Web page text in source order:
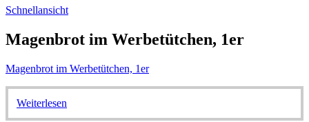
Schnellansicht
Magenbrot im Werbetütchen, 1er
Magenbrot im Werbetütchen, 1er
Weiterlesen